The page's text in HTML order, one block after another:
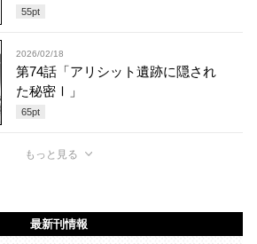
55pt
2026/02/18
第74話「アリシット遺跡に隠され
た秘密Ⅰ」
65pt
もっと見る
最新刊情報